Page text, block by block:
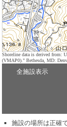
Shoreline data is derived from:
(VMAP0)." Bethesda, MD:
全施設表示
施設の場所は正確